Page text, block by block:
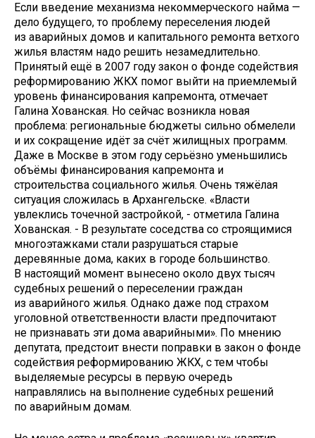
Если введение механизма некоммерческого найма —
дело будущего, то проб­лему переселения людей
из аварийных домов и капитального ремонта ветхого
жилья властям надо решить незамедлительно.
Принятый ещё в 2007 году закон о фонде содействия
реформированию ЖКХ помог выйти на приемлемый
уровень финансирования капремонта, отмечает
Галина Хованская. Но сейчас возникла новая
проблема: региональные бюджеты сильно обмелели
и их сокращение идёт за счёт жилищных программ.
Даже в Москве в этом году серьёзно уменьшились
объёмы финансирования капремонта и
строительства социального жилья. Очень тяжёлая
ситуация сложилась в Архангельске. «Власти
увлеклись точечной застройкой, - отметила Галина
Хованская. - В результате соседства со строящимися
многоэтажками стали разрушаться старые
деревянные дома, каких в городе большинство.
В настоящий момент вынесено около двух тысяч
судебных решений о переселении граждан
из аварийного жилья. Однако даже под страхом
уголовной ответственности власти предпочитают
не признавать эти дома аварийными». По мнению
депутата, предстоит внести поправки в закон о фонде
содействия реформированию ЖКХ, с тем чтобы
выделяемые ресурсы в первую очередь
направлялись на выполнение судебных решений
по аварийным домам.